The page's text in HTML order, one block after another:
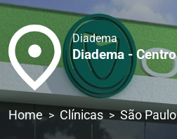
Diadema
Diadema - Centro
Home Clínicas São Paulo